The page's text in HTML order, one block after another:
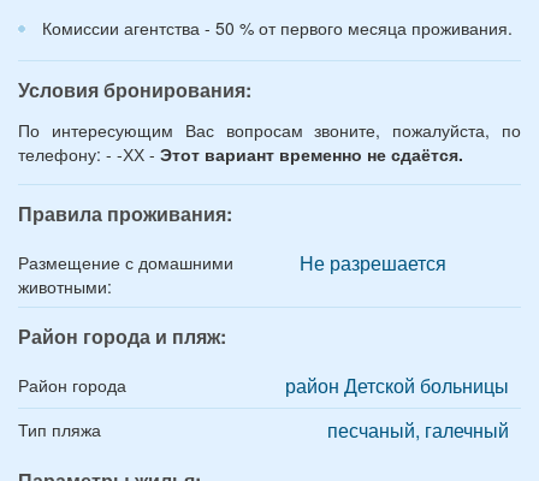
Комиссии агентства - 50 % от первого месяца проживания.
Условия бронирования:
По интересующим Вас вопросам звоните, пожалуйста, по
телефону: - -ХХ - Этот вариант временно не сдаётся.
Правила проживания:
Размещение с домашними
животными:
Не разрешается
Район города и пляж:
Район города район Детской больницы
Тип пляжа
песчаный, галечный